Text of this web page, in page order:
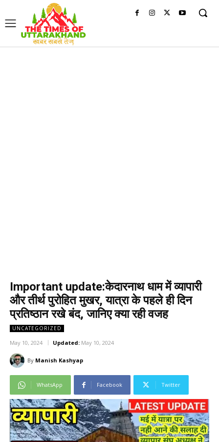
Important update:केदारनाथ धाम में व्यापारी
और तीर्थ पुरोहित मुखर, यात्रा के पहले ही दिन
प्रतिष्ठान रखे बंद, जानिए क्या रही वजह
UNCATEGORIZED
May 10, 2024 Updated: May 10, 2024
By Manish Kashyap
WhatsApp Facebook Twitter